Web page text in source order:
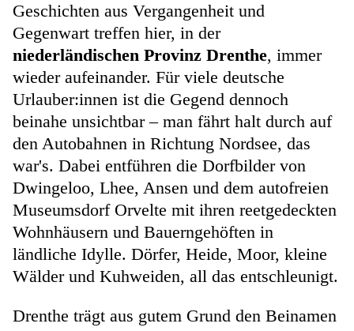
Geschichten aus Vergangenheit und
Gegenwart treffen hier, in der
niederländischen Provinz Drenthe, immer
wieder aufeinander. Für viele deutsche
Urlauber:innen ist die Gegend dennoch
beinahe unsichtbar – man fährt halt durch auf
den Autobahnen in Richtung Nordsee, das
war's. Dabei entführen die Dorfbilder von
Dwingeloo, Lhee, Ansen und dem autofreien
Museumsdorf Orvelte mit ihren reetgedeckten
Wohnhäusern und Bauerngehöften in
ländliche Idylle. Dörfer, Heide, Moor, kleine
Wälder und Kuhweiden, all das entschleunigt.
Drenthe trägt aus gutem Grund den Beinamen